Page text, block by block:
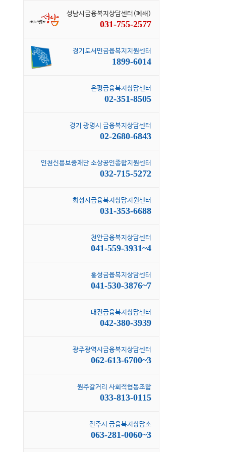
성남시금융복지상담센터(폐쇄)
031-755-2577
경기도서민금융복지지원센터
1899-6014
은평금융복지상담센터
02-351-8505
경기 광명시 금융복지상담센터
02-2680-6843
인천신용보증재단 소상공인종합지원센터
032-715-5272
화성시금융복지상담지원센터
031-353-6688
천안금융복지상담센터
041-559-3931~4
홍성금융복지상담센터
041-530-3876~7
대전금융복지상담센터
042-380-3939
광주광역시금융복지상담센터
062-613-6700~3
원주갈거리 사회적협동조합
033-813-0115
전주시 금융복지상담소
063-281-0060~3